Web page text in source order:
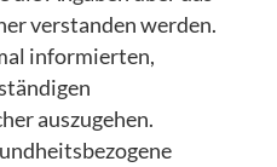
verstanden werden.
informierten,
auszugehen.